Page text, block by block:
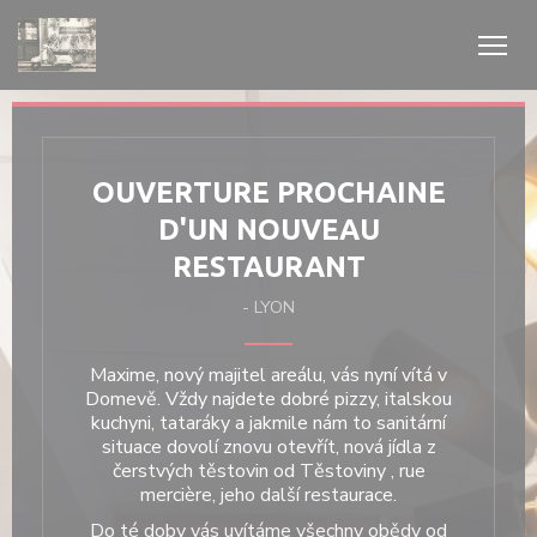
Panel pro správu cookies
OUVERTURE PROCHAINE
D'UN NOUVEAU
RESTAURANT
- LYON
Maxime, nový majitel areálu, vás nyní vítá v
Domevě. Vždy najdete dobré pizzy, italskou
kuchyni, tataráky a jakmile nám to sanitární
situace dovolí znovu otevřít, nová jídla z
čerstvých těstovin od Těstoviny, rue
mercière, jeho další restaurace.
Do té doby vás uvítáme všechny obědy od